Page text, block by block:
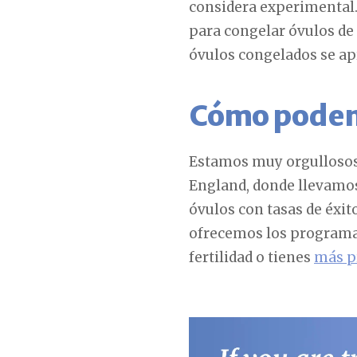
considera
para congelar óvulos
óvulos congelados se
Cómo
Estamos muy
England, donde
óvulos con tasas de
ofrecemos los
fertilidad o tienes más